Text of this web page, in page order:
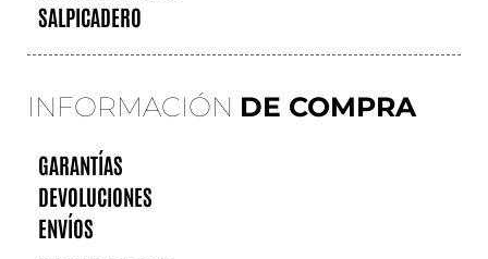
SALPICADERO
INFORMACIÓN DE COMPRA
GARANTÍAS
DEVOLUCIONES
ENVÍOS